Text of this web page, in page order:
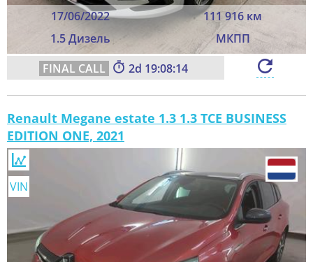
17/06/2022
111 916 км
1.5 Дизель
МКПП
2 19:08:14
Renault Megane estate 1.3 1.3 TCE BUSINESS
EDITION ONE, 2021
VIN